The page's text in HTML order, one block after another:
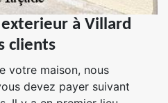
à Villard
clients
votre maison, nous
devez payer suivant